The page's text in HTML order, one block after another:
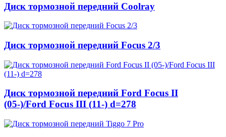
Диск тормозной передний Coolray
Диск тормозной передний Focus 2/3
Диск тормозной передний Ford Focus II
(05-)/Ford Focus III (11-) d=278